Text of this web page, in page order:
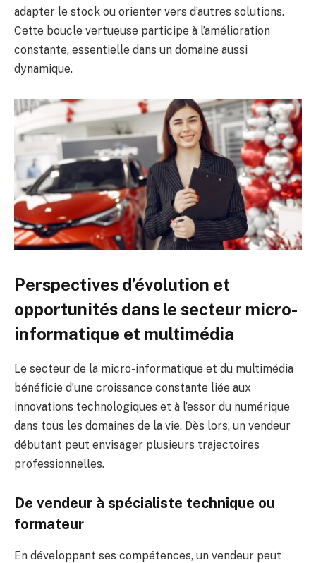
adapter le stock ou orienter vers d’autres solutions.
Cette boucle vertueuse participe à l’amélioration
constante, essentielle dans un domaine aussi
dynamique.
Perspectives d’évolution et
opportunités dans le secteur micro-
informatique et multimédia
Le secteur de la micro-informatique et du multimédia
bénéficie d’une croissance constante liée aux
innovations technologiques et à l’essor du numérique
dans tous les domaines de la vie. Dès lors, un vendeur
débutant peut envisager plusieurs trajectoires
professionnelles.
De vendeur à spécialiste technique ou
formateur
En développant ses compétences, un vendeur peut